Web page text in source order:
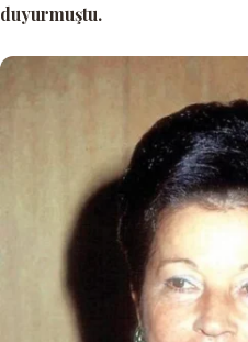
duyurmuştu.